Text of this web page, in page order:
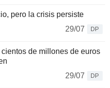
pero la crisis persiste
29/07
DP
de millones de euros
29/07
DP